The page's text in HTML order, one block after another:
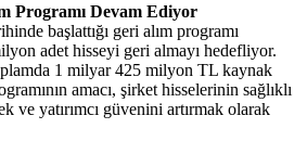
Programı Devam Ediyor
başlattığı geri alım programı
adet hisseyi geri almayı hedefliyor.
1 milyar 425 milyon TL kaynak
amacı, şirket hisselerinin sağlıklı
ve yatırımcı güvenini artırmak olarak